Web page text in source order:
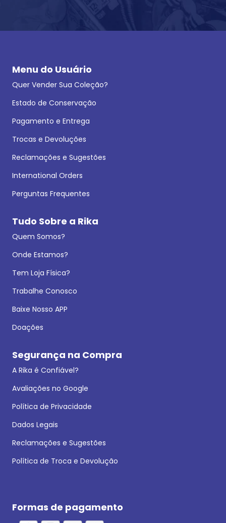
Menu do Usuário
Quer Vender Sua Coleção?
Estado de Conservação
Pagamento e Entrega
Trocas e Devoluções
Reclamações e Sugestões
International Orders
Perguntas Frequentes
Tudo Sobre a Rika
Quem Somos?
Onde Estamos?
Tem Loja Física?
Trabalhe Conosco
Baixe Nosso APP
Doações
Segurança na Compra
A Rika é Confiável?
Avaliações no Google
Política de Privacidade
Dados Legais
Reclamações e Sugestões
Política de Troca e Devolução
Formas de pagamento